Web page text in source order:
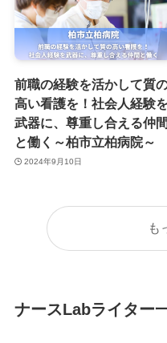
前職の経験を活かして質
高い看護を！社会人経験を
武器に、尊重し合える仲間
と働く～柏市立柏病院～
2024年9月10日
も
ナースLabライター